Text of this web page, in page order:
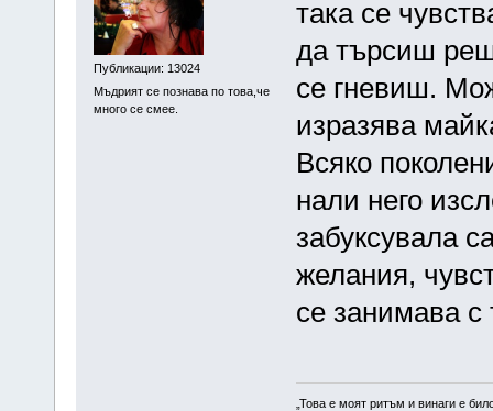
Публикации: 13024
Мъдрият се познава по това,че
много се смее.
така се
да търсиш
се гневиш.
изразява
Всяко
нали него
забуксувала
желания,
се занимава
„Това е моят ритъм и винаги е